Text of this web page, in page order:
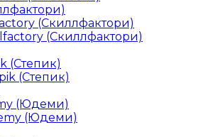
(Скиллфактори)
(Скиллфактори)
(Степик)
(Степик)
(Юдеми)
(Юдеми)